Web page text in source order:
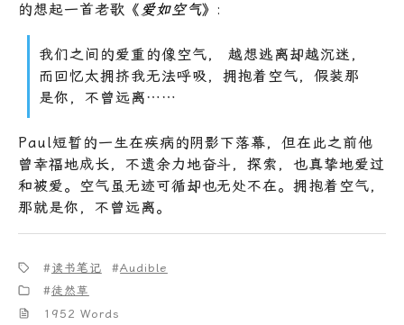
的想起一首老歌《爱如空气》:
我们之间的爱重的像空气， 越想逃离却越沉迷，
而回忆太拥挤我无法呼吸，拥抱着空气，假装那
是你，不曾远离……
Paul短暂的一生在疾病的阴影下落幕，但在此之前他
曾幸福地成长，不遗余力地奋斗，探索，也真挚地爱过
和被爱。空气虽无迹可循却也无处不在。拥抱着空气，
那就是你，不曾远离。
读书笔记
Audible
徒然草
1952 Words